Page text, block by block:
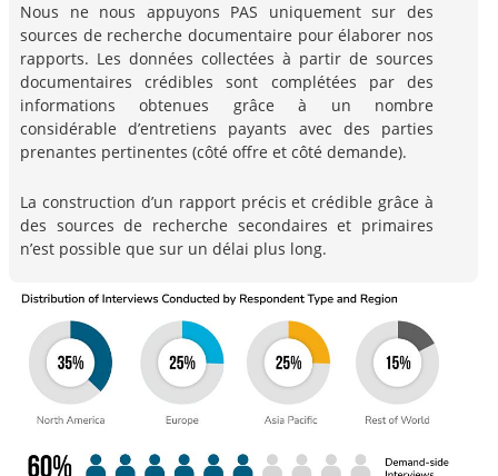
Nous ne nous appuyons PAS uniquement sur des
sources de recherche documentaire pour élaborer nos
rapports. Les données collectées à partir de sources
documentaires crédibles sont complétées par des
informations obtenues grâce à un nombre
considérable d’entretiens payants avec des parties
prenantes pertinentes (côté offre et côté demande).
La construction d’un rapport précis et crédible grâce à
des sources de recherche secondaires et primaires
n’est possible que sur un délai plus long.